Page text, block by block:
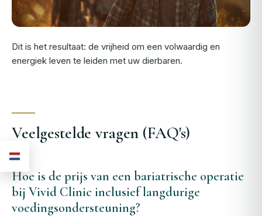
Dit is het resultaat: de vrijheid om een volwaardig en
energiek leven te leiden met uw dierbaren.
Veelgestelde vragen (FAQ's)
Hoe is de prijs van een bariatrische operatie
bij Vivid Clinic inclusief langdurige
voedingsondersteuning?